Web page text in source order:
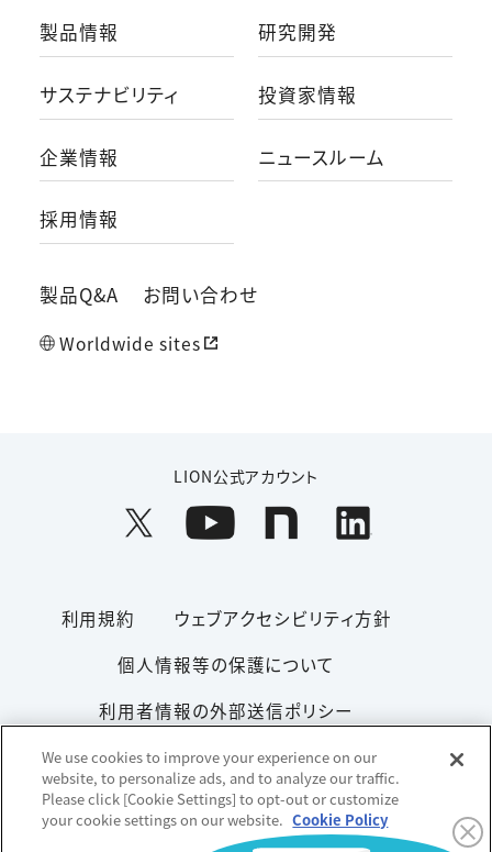
製品情報 研究開発
サステナビリティ 投資家情報
企業情報 ニュースルーム
採用情報
製品Q&A お問い合わせ
Worldwide sites
LION公式アカウント
利用規約
ウェブアクセシビリティ方針
個人情報等の保護について
利用者情報の外部送信ポリシー
ソーシャルメディアポリシー
サイトマップ
Copyright© 1996-2026 Lion Corporation. All rights reserved.
We use cookies to improve your experience on our
website, to personalize ads, and to analyze our traffic.
Please click [Cookie Settings] to opt-out or customize
your cookie settings on our website. Cookie Policy